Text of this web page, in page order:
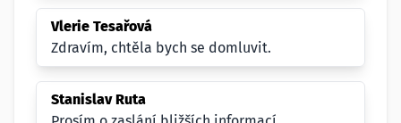
Vlerie Tesařová
Zdravím, chtěla bych se domluvit.
Stanislav Ruta